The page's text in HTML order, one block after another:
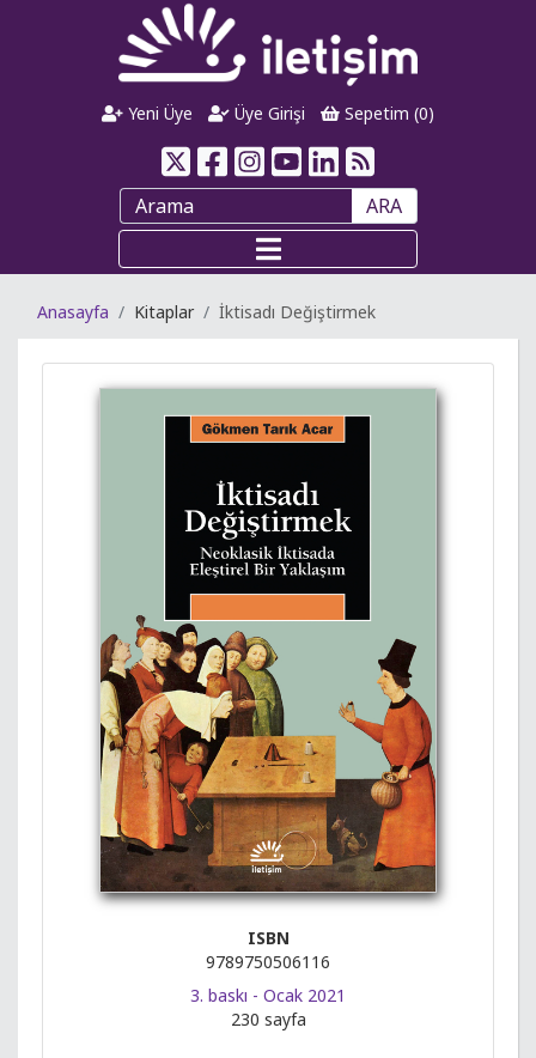
Yeni Üye Üye Girişi Sepetim (0)
ARA
Anasayfa Kitaplar İktisadı Değiştirmek
ISBN
9789750506116
3. baskı - Ocak 2021
230 sayfa